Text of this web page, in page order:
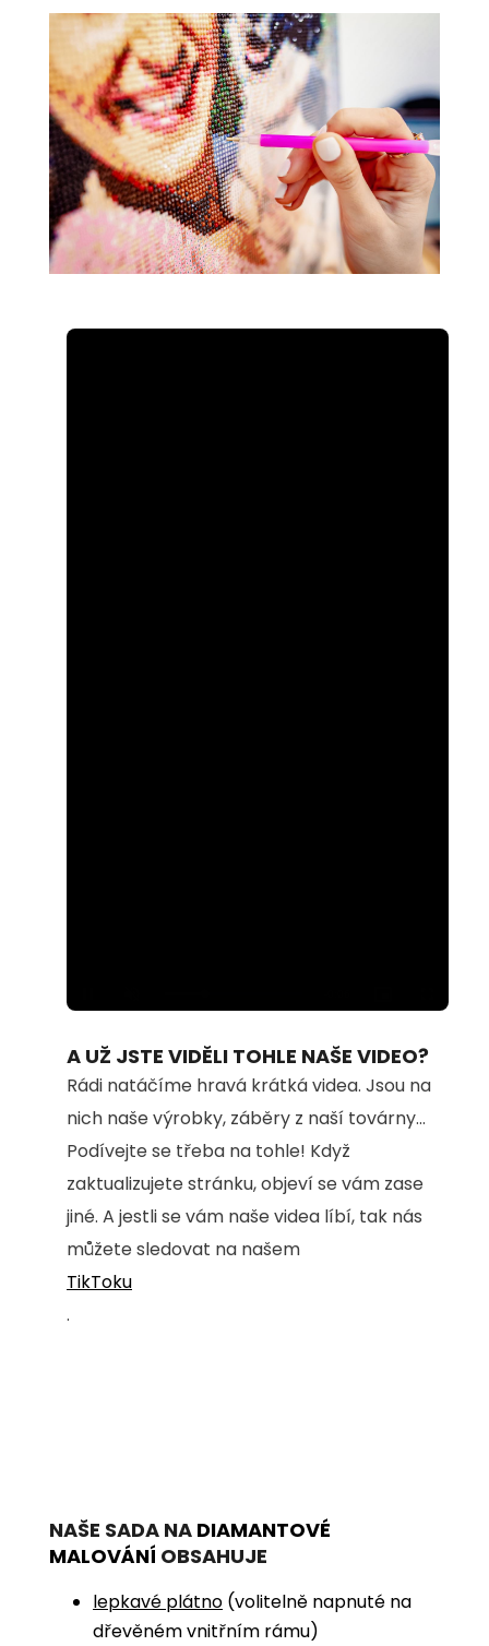
100.00%
A UŽ JSTE VIDĚLI TOHLE NAŠE VIDEO?
Rádi natáčíme hravá krátká videa. Jsou na
nich naše výrobky, záběry z naší továrny...
Podívejte se třeba na tohle! Když
zaktualizujete stránku, objeví se vám zase
jiné. A jestli se vám naše videa líbí, tak nás
můžete sledovat na našem
TikToku
.
NAŠE SADA NA DIAMANTOVÉ
MALOVÁNÍ OBSAHUJE
lepkavé plátno (volitelně napnuté na
dřevěném vnitřním rámu)